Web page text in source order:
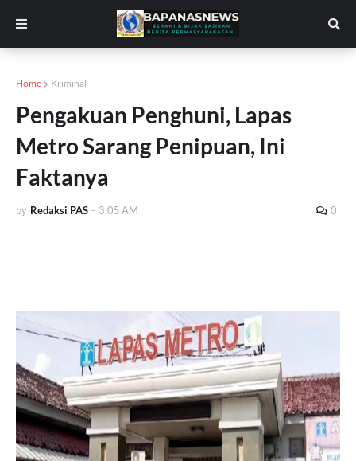
Home Kriminal
Pengakuan Penghuni, Lapas
Metro Sarang Penipuan, Ini
Faktanya
by Redaksi PAS - 3:05 AM 0